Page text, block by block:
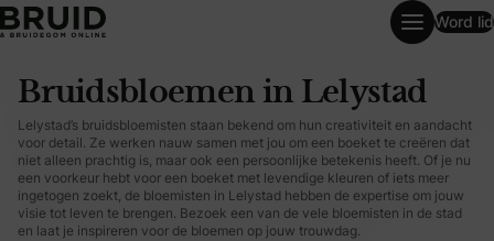
Word lid
Bruidsbloemen in Lelystad
Lelystad’s bruidsbloemisten staan bekend om hun creativiteit en aandacht
voor detail. Ze werken nauw samen met jou om een boeket te creëren dat
niet alleen prachtig is, maar ook een persoonlijke betekenis heeft. Of je nu
een voorkeur hebt voor een boeket met levendige kleuren of iets meer
ingetogen zoekt, de bloemisten in Lelystad hebben de expertise om jouw
visie tot leven te brengen. Bezoek een van de vele bloemisten in de stad
en laat je inspireren voor de bloemen op jouw trouwdag.